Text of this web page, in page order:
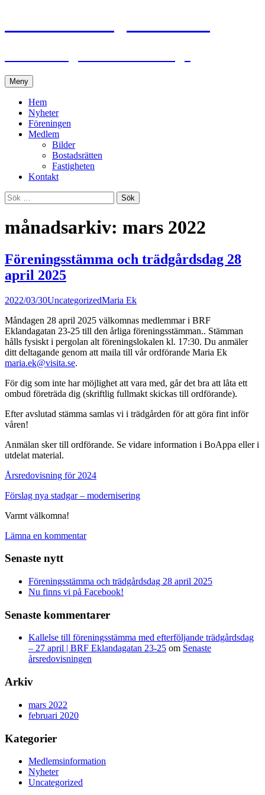
Meny Hoppa
till
innehåll
Hem
Nyheter
Föreningen
Medlem
Bilder
Bostadsrätten
Fastigheten
Kontakt
Sök
efter:
månadsarkiv: mars 2022
Föreningsstämma och trädgårdsdag 28
april 2025
2022/03/30UncategorizedMaria Ek
Måndagen 28 april 2025 välkomnas medlemmar i BRF
Eklandagatan 23-25 till den årliga föreningsstämman.. Stämman
hålls fysiskt i pergolan alt föreningslokalen kl. 17:30. Du anmäler
ditt deltagande genom att maila till vår ordförande Maria Ek
maria.ek@visita.se.
För dig som inte har möjlighet att vara med, går det bra att låta ett
ombud företräda dig (skriftlig fullmakt skickas till ordförande).
Efter avslutad stämma samlas vi i trädgården för att göra fint inför
våren!
Anmälan sker till ordförande. Se vidare information i BoAppa eller i
utdelat material.
Årsredovisning för 2024
Förslag nya stadgar – modernisering
Varmt välkomna!
Lämna en kommentar
Senaste nytt
Föreningsstämma och trädgårdsdag 28 april 2025
Nu finns vi på Facebook!
Senaste kommentarer
Kallelse till föreningsstämma med efterföljande trädgårdsdag
– 27 april | BRF Eklandagatan 23-25 om Senaste
årsredovisningen
Arkiv
mars 2022
februari 2020
Kategorier
Medlemsinformation
Nyheter
Uncategorized